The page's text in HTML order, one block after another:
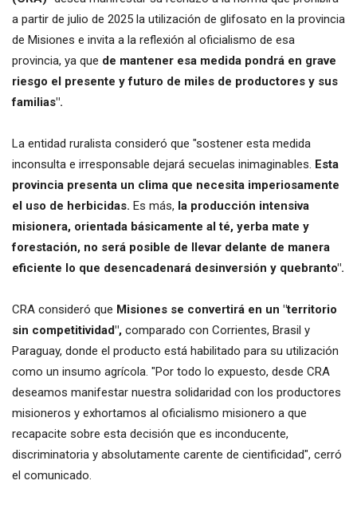
a partir de julio de 2025 la utilización de glifosato en la provincia
de Misiones e invita a la reflexión al oficialismo de esa
provincia, ya que de mantener esa medida pondrá en grave
riesgo el presente y futuro de miles de productores y sus
familias".
La entidad ruralista consideró que "sostener esta medida
inconsulta e irresponsable dejará secuelas inimaginables. Esta
provincia presenta un clima que necesita imperiosamente
el uso de herbicidas. Es más, la producción intensiva
misionera, orientada básicamente al té, yerba mate y
forestación, no será posible de llevar delante de manera
eficiente lo que desencadenará desinversión y quebranto".
CRA consideró que Misiones se convertirá en un "territorio
sin competitividad", comparado con Corrientes, Brasil y
Paraguay, donde el producto está habilitado para su utilización
como un insumo agrícola. "Por todo lo expuesto, desde CRA
deseamos manifestar nuestra solidaridad con los productores
misioneros y exhortamos al oficialismo misionero a que
recapacite sobre esta decisión que es inconducente,
discriminatoria y absolutamente carente de cientificidad", cerró
el comunicado.